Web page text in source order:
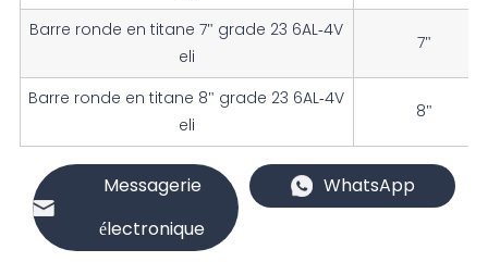
Barre ronde en titane 7" grade 23 6AL-4V
eli
7"
Barre ronde en titane 8" grade 23 6AL-4V
eli
8"
Tolérances de la barre ronde en
Messagerie
électronique
WhatsApp